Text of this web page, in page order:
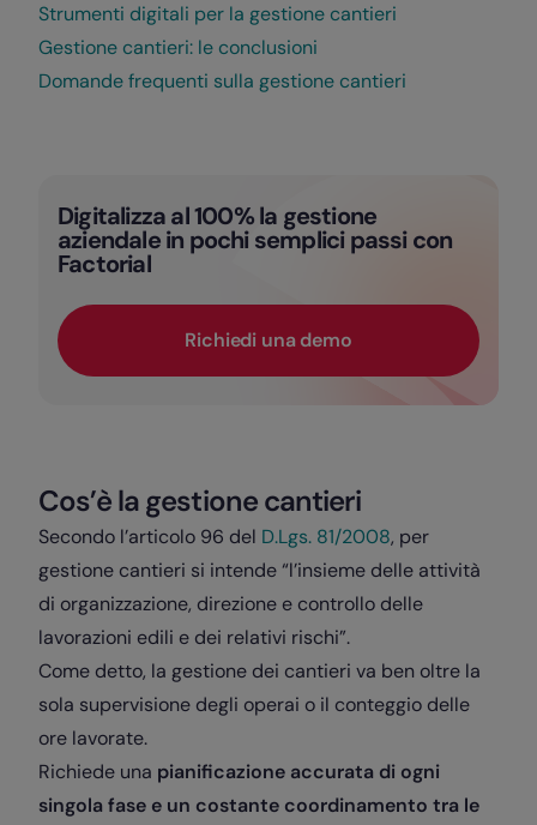
Strumenti digitali per la gestione cantieri
Gestione cantieri: le conclusioni
Domande frequenti sulla gestione cantieri
Digitalizza al 100% la gestione
aziendale in pochi semplici passi con
Factorial
Richiedi una demo
Cos’è la gestione cantieri
Secondo l’articolo 96 del D.Lgs. 81/2008, per
gestione cantieri si intende “l’insieme delle attività
di organizzazione, direzione e controllo delle
lavorazioni edili e dei relativi rischi”.
Come detto, la gestione dei cantieri va ben oltre la
sola supervisione degli operai o il conteggio delle
ore lavorate.
Richiede una pianificazione accurata di ogni
singola fase e un costante coordinamento tra le